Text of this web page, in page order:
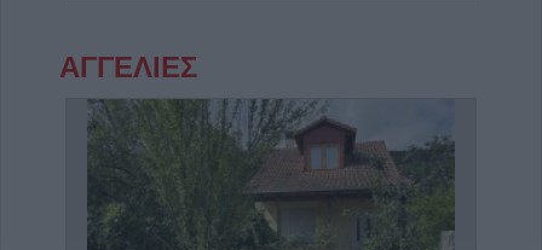
ΑΓΓΕΛΙΕΣ